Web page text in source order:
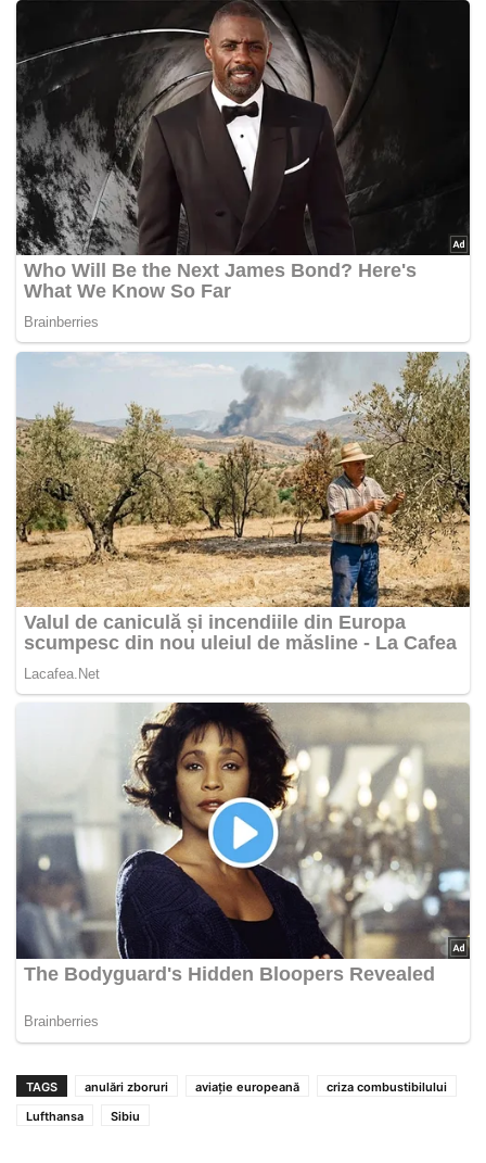
TAGS anulări zboruri aviație europeană
criza combustibilului
Lufthansa
Sibiu